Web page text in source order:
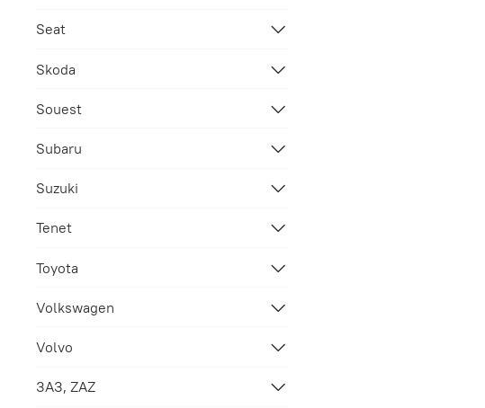
Seat
Skoda
Souest
Subaru
Suzuki
Tenet
Toyota
Volkswagen
Volvo
ЗАЗ, ZAZ